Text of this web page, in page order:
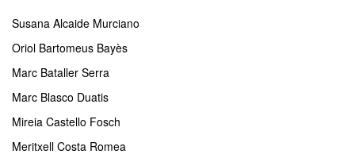
Susana Alcaide Murciano
Oriol Bartomeus Bayès
Marc Bataller Serra
Marc Blasco Duatis
Mireia Castello Fosch
Meritxell Costa Romea